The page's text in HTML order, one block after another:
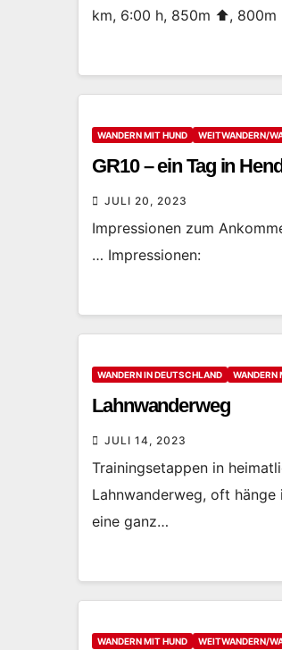
km, 6:00 h, 850m ⬆️, 800m
WANDERN MIT HUND WEITWANDERN/
GR10 – ein Tag in
JULI 20, 2023
Impressionen zum
… Impressionen:
WANDERN IN DEUTSCHLAND WANDERN
Lahnwanderweg
JULI 14, 2023
Trainingsetappen in
Lahnwanderweg, oft
eine ganz…
WANDERN MIT HUND WEITWANDERN/